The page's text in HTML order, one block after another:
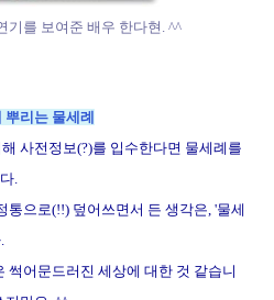
기를 보여준 배우 한다현. ^^
뿌리는 물세례
사전정보(?)를 입수한다면 물세례를
.
통으로(!!) 덮어쓰면서 든 생각은, '물세
썩어문드러진 세상에 대한 것 같습니